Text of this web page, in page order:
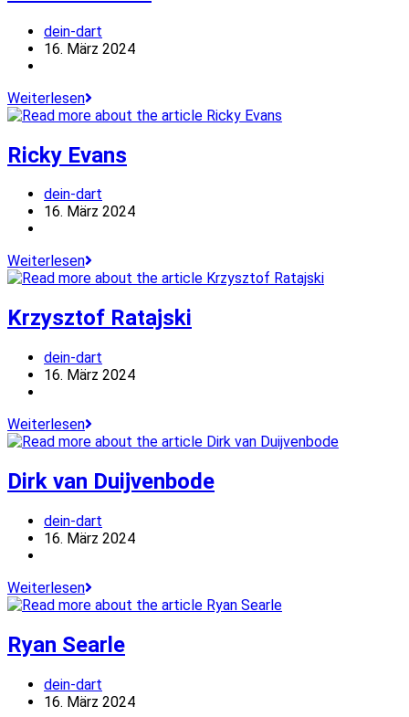
Beitrags-
Autor:
dein-dart
Beitrag
16. März 2024
WeiterlesenBrendan
Dolan
Ricky Evans
Beitrags-
Autor:
dein-dart
Beitrag
16. März 2024
WeiterlesenRicky
Evans
Krzysztof Ratajski
Beitrags-
Autor:
dein-dart
Beitrag
16. März 2024
WeiterlesenKrzysztof
Ratajski
Dirk van Duijvenbode
Beitrags-
Autor:
dein-dart
Beitrag
16. März 2024
WeiterlesenDirk
van
Ryan Searle
Beitrags-
Autor:
dein-dart
Beitrag
16. März 2024